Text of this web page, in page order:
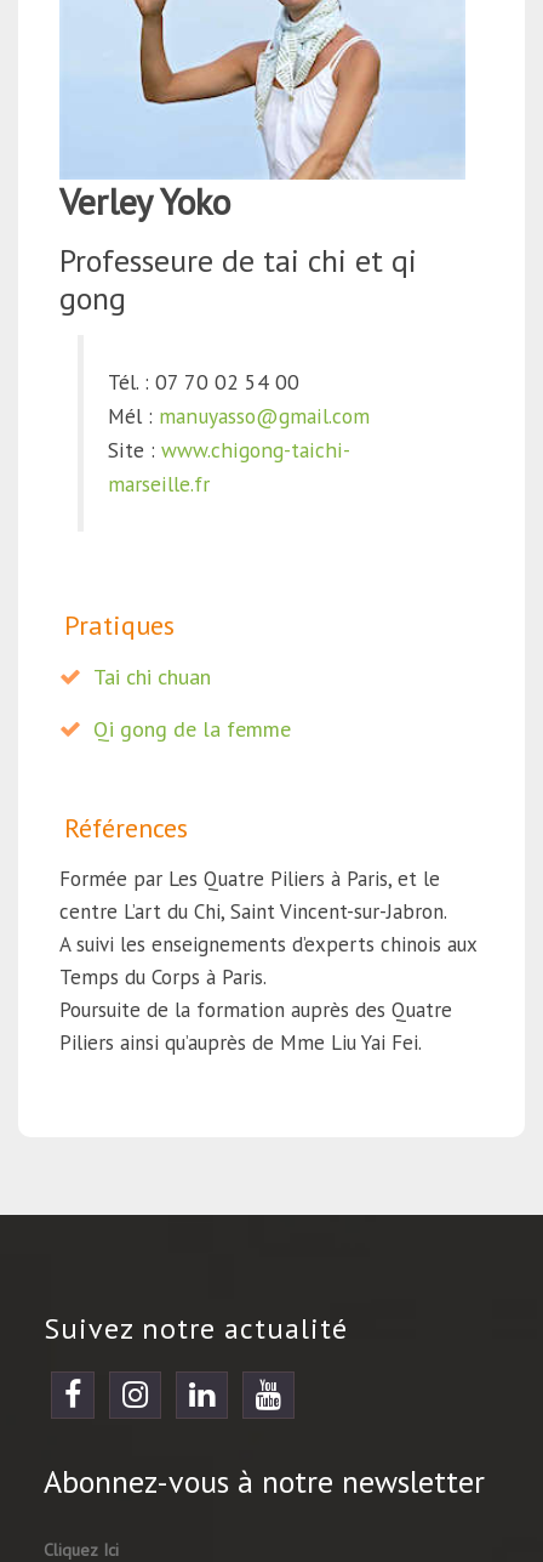
Verley Yoko
Professeure de tai chi et qi
gong
Tél. : 07 70 02 54 00
Mél : manuyasso@gmail.com
Site : www.chigong-taichi-
marseille.fr
Pratiques
Tai chi chuan
Qi gong de la femme
Références
Formée par Les Quatre Piliers à Paris, et le
centre L’art du Chi, Saint Vincent-sur-Jabron.
A suivi les enseignements d’experts chinois aux
Temps du Corps à Paris.
Poursuite de la formation auprès des Quatre
Piliers ainsi qu’auprès de Mme Liu Yai Fei.
Suivez notre actualité
Abonnez-vous à notre newsletter
Cliquez Ici